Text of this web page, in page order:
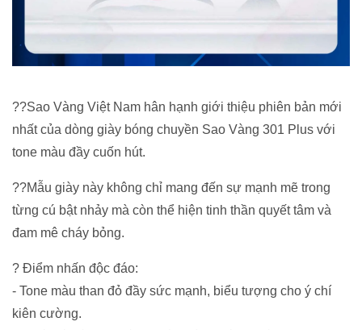
??Sao Vàng Việt Nam hân hạnh giới thiệu phiên bản mới
nhất của dòng giày bóng chuyền Sao Vàng 301 Plus với
tone màu đầy cuốn hút.
??Mẫu giày này không chỉ mang đến sự mạnh mẽ trong
từng cú bật nhảy mà còn thể hiện tinh thần quyết tâm và
đam mê cháy bỏng.
? Điểm nhấn độc đáo:
- Tone màu than đỏ đầy sức mạnh, biểu tượng cho ý chí
kiên cường.